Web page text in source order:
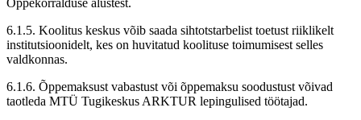
6.1.5. Koolitus keskus võib saada sihtotstarbelist toetust riiklikelt
institutsioonidelt, kes on huvitatud koolituse toimumisest selles
valdkonnas.
6.1.6. Õppemaksust vabastust või õppemaksu soodustust võivad
taotleda MTÜ Tugikeskus ARKTUR lepingulised töötajad.